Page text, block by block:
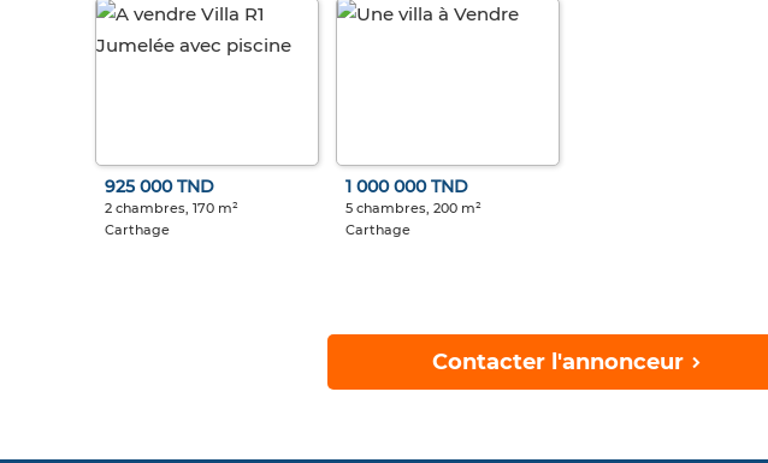
925 000 TND
2 chambres, 170 m²
Carthage
1 000 000 TND
5 chambres, 200 m²
Carthage
Contacter l'annonceur